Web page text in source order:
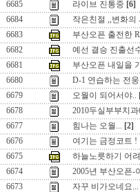
6685
라이브 진통중 [6]
6684
작은친절 ,,변화의
6683
부산오픈 출전한
6682
예선 결승 진출선
6681
부산오픈 내일을
6680
D-1 연습하는 전
6679 오월이 되어서야..
6678
2010두실부부치
6677
힘나는 오월... [2]
6676
여기는 금정코트
6675
하늘노릇하기 어
6674
2005년 부산오픈-
6673
자꾸 비가오네요...